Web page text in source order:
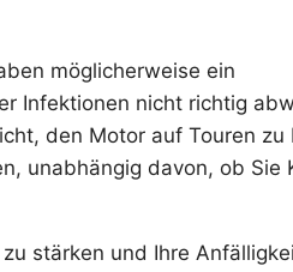
möglicherweise ein
Infektionen nicht richtig
den Motor auf Touren zu
unabhängig davon, ob Sie
stärken und Ihre